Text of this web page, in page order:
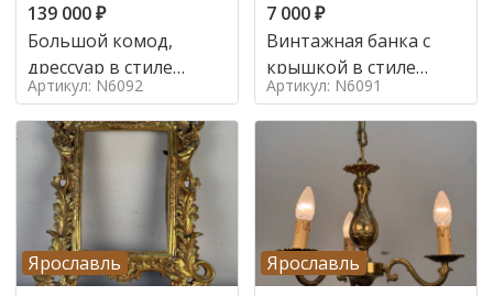
139 000₽
Большой комод,
дрессуар в стиле
ренессанс,
Артикул: N6092
7 000₽
Винтажная банка с
крышкой в стиле
Италия,
Артикул: N6091
Ярославль
Ярославль